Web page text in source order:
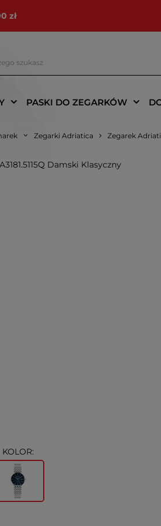
zł
PASKI DO ZEGARKÓW
Zegarki Adriatica Zegarek
KOLOR: